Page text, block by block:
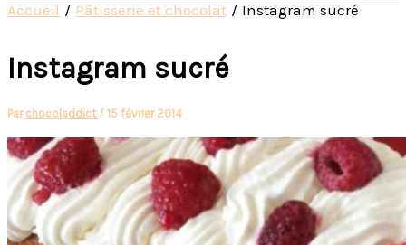
Accueil Pâtisserie et chocolat Instagram sucré
Instagram sucré
Par chocoladdict / 15 février 2014